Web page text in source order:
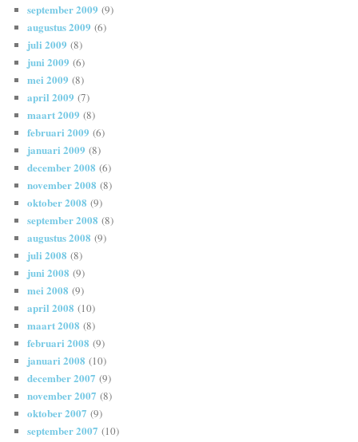
september 2009 (9)
augustus 2009 (6)
juli 2009 (8)
juni 2009 (6)
mei 2009 (8)
april 2009 (7)
maart 2009 (8)
februari 2009 (6)
januari 2009 (8)
december 2008 (6)
november 2008 (8)
oktober 2008 (9)
september 2008 (8)
augustus 2008 (9)
juli 2008 (8)
juni 2008 (9)
mei 2008 (9)
april 2008 (10)
maart 2008 (8)
februari 2008 (9)
januari 2008 (10)
december 2007 (9)
november 2007 (8)
oktober 2007 (9)
september 2007 (10)